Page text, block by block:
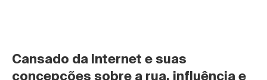
Cansado da Internet e suas
concepções sobre a rua, influência e